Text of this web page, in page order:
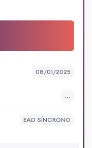
08/01/2025
...
EAD SÍNCRONO